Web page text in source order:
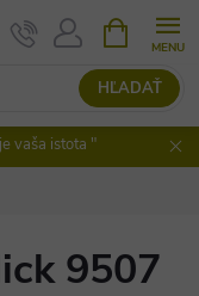
HĽADAŤ
KOŠÍK
vaša istota "
9507